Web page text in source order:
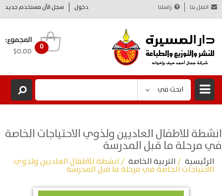
دخول سجل الآن مستخدم جديد اتصل بنا راسلنا
0
المجموع:
$0.00
ابحث في
انشطة للاطفال العاديين ولذوي الاحتياجات الخاصة
في مرحلة ما قبل المدرسة
الرئيسية /التربية الخاصة / انشطة للاطفال العاديين ولذوي
الاحتياجات الخاصة في مرحلة ما قبل المدرسة